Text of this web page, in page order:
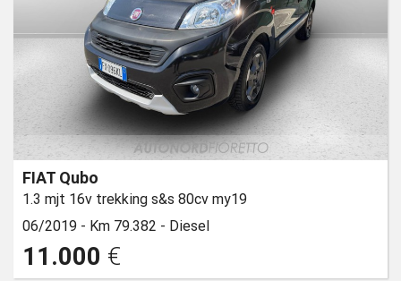
FIAT Qubo
1.3 mjt 16v trekking s&s 80cv my19
06/2019 - Km 79.382 - Diesel
11.000 €